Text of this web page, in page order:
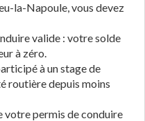
la-Napoule, vous devez
valide : votre solde
à zéro.
à un stage de
routière depuis moins
votre permis de conduire